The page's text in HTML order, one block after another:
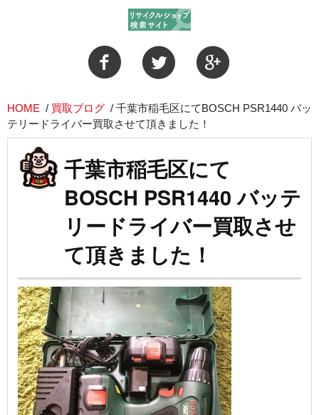
HOME / 買取ブログ / 千葉市稲毛区にてBOSCH PSR1440 バッ
テリードライバー買取させて頂きました！
千葉市稲毛区にて
BOSCH PSR1440 バッテ
リードライバー買取させ
て頂きました！